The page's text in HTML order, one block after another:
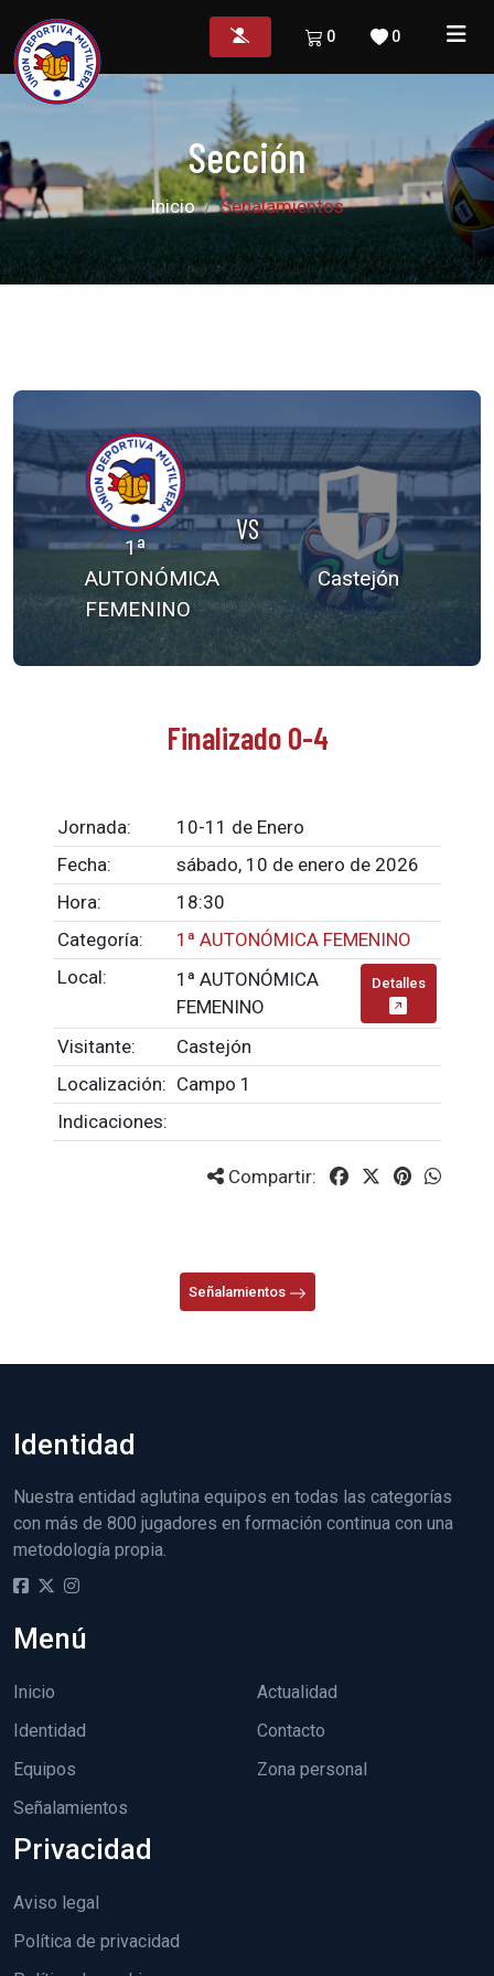
0
0
Sección
Inicio Señalamientos
1ª
AUTONÓMICA
FEMENINO
VS
Castejón
Finalizado 0-4
Jornada:
10-11 de Enero
Fecha:
sábado, 10 de enero de 2026
Hora:
18:30
Categoría:
1ª AUTONÓMICA FEMENINO
Local:
1ª AUTONÓMICA
FEMENINO
Detalles
Visitante:
Castejón
Localización: Campo 1
Indicaciones:
Compartir:
Señalamientos
Identidad
Nuestra entidad aglutina equipos en todas las categorías
con más de 800 jugadores en formación continua con una
metodología propia.
Menú
Inicio
Identidad
Equipos
Señalamientos
Actualidad
Contacto
Zona personal
Privacidad
Aviso legal
Política de privacidad